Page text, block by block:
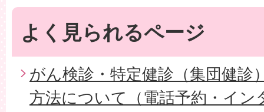
よく見られるページ
がん検診・特定健診（集団健診
方法について（電話予約・イン